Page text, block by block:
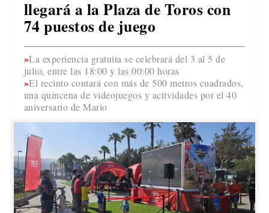
llegará a la Plaza de Toros con
74 puestos de juego
La experiencia gratuita se celebrará del 3 al 5 de
julio, entre las 18:00 y las 00:00 horas
El recinto contará con más de 500 metros cuadrados,
una quincena de videojuegos y actividades por el 40
aniversario de Mario